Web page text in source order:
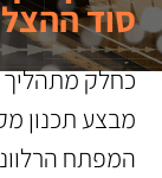
סוד
כחלק מתהליך
מבצע תכנון
המפתח